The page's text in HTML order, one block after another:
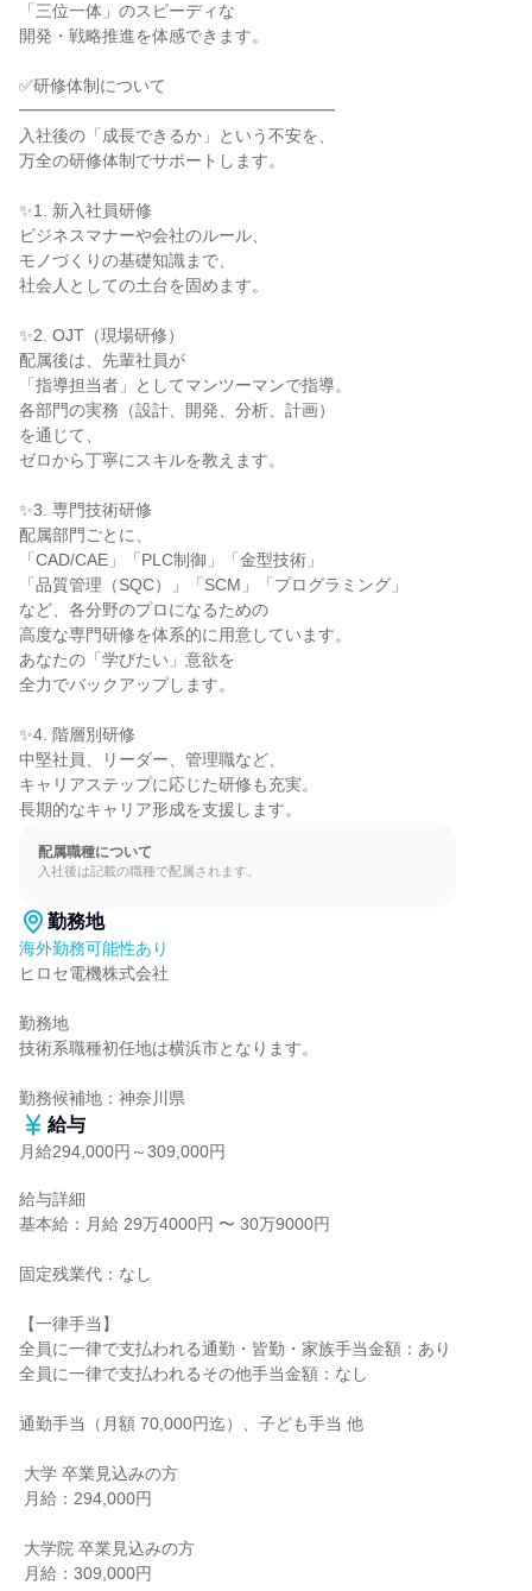
「三位一体」のスピーディな
開発・戦略推進を体感できます。
✅研修体制について
━━━━━━━━━━━━━━━━━━━
入社後の「成長できるか」という不安を、
万全の研修体制でサポートします。
✨1. 新入社員研修
ビジネスマナーや会社のルール、
モノづくりの基礎知識まで、
社会人としての土台を固めます。
✨2. OJT（現場研修）
配属後は、先輩社員が
「指導担当者」としてマンツーマンで指導。
各部門の実務（設計、開発、分析、計画）
を通じて、
ゼロから丁寧にスキルを教えます。
✨3. 専門技術研修
配属部門ごとに、
「CAD/CAE」「PLC制御」「金型技術」
「品質管理（SQC）」「SCM」「プログラミング」
など、各分野のプロになるための
高度な専門研修を体系的に用意しています。
あなたの「学びたい」意欲を
全力でバックアップします。
✨4. 階層別研修
中堅社員、リーダー、管理職など、
キャリアステップに応じた研修も充実。
長期的なキャリア形成を支援します。
配属職種について
入社後は記載の職種で配属されます。
勤務地
海外勤務可能性あり
ヒロセ電機株式会社
勤務地
技術系職種初任地は横浜市となります。
勤務候補地：神奈川県
給与
月給294,000円～309,000円
給与詳細
基本給：月給 29万4000円 〜 30万9000円
固定残業代：なし
【一律手当】
全員に一律で支払われる通勤・皆勤・家族手当金額：あり
全員に一律で支払われるその他手当金額：なし
通勤手当（月額 70,000円迄）、子ども手当 他